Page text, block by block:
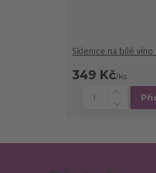
Sklenice na bílé
349 Kč/ks